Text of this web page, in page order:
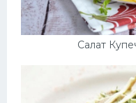
Салат